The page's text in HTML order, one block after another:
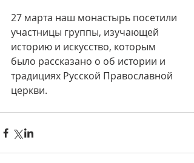
27 марта наш монастырь посетили
участницы группы, изучающей
историю и искусство, которым
было рассказано о об истории и
традициях Русской Православной
церкви.